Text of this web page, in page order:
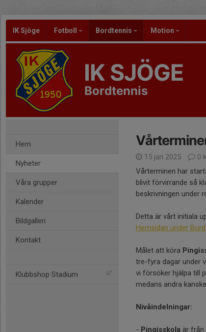
IK Sjöge Fotboll Bordtennis Motion
IK SJÖGE
Bordtennis
Hem
Nyheter
Våra grupper
Kalender
Bildgalleri
Kontakt
Klubbshop Stadium
15 jan 2025
0
Vårterminen har
blivit förvirrande så
beskrivningen under
Detta är vårt initiala
Hemsidan under
Målet att köra
tre-fyra dagar under
vi försöker hjälpa till
medans andra
Nivåindelningar:
- Pingisskola är från